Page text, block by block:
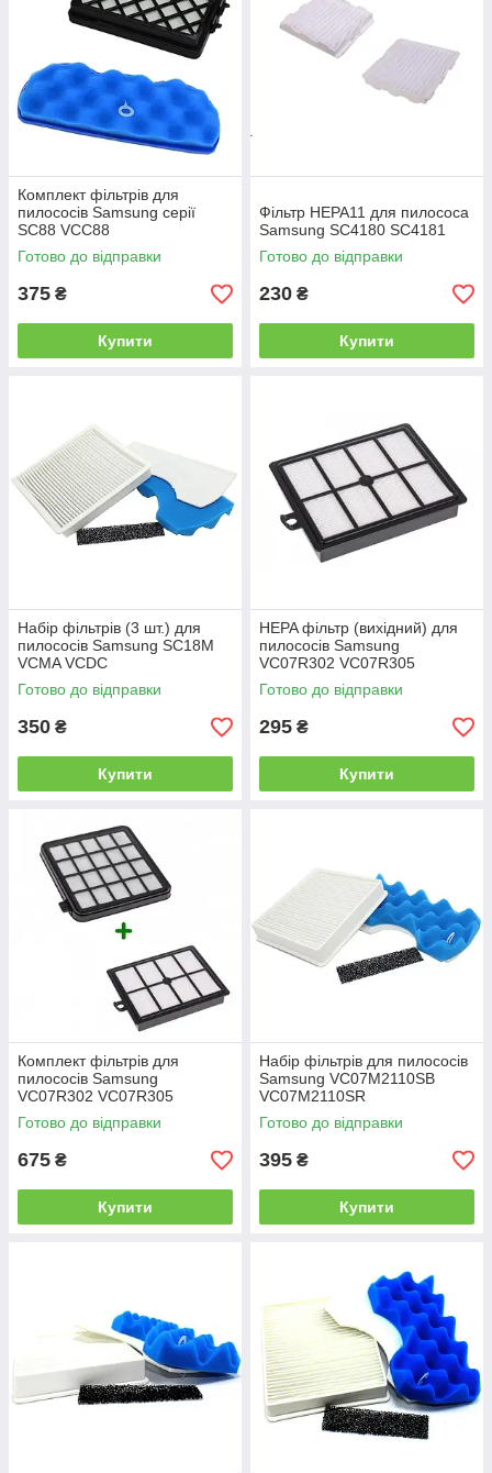
Комплект фільтрів для
пилососів Samsung серії
SC88 VCC88
Готово до відправки
375 ₴
Купити
Фільтр HEPA11 для пилососа
Samsung SC4180 SC4181
Готово до відправки
230 ₴
Купити
Набір фільтрів (3 шт.) для
пилососів Samsung SC18M
VCMA VCDC
Готово до відправки
350 ₴
Купити
HEPA фільтр (вихідний) для
пилососів Samsung
VC07R302 VC07R305
Готово до відправки
295 ₴
Купити
Комплект фільтрів для
пилососів Samsung
VC07R302 VC07R305
Готово до відправки
675 ₴
Купити
Набір фільтрів для пилососів
Samsung VC07M2110SB
VC07M2110SR
Готово до відправки
395 ₴
Купити